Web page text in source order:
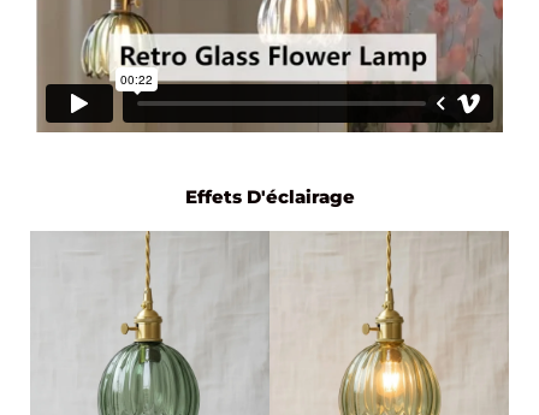
Effets D'éclairage